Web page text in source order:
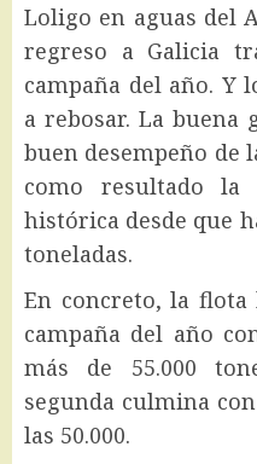
Loligo en aguas del
regreso a Galicia
campaña del año. Y
a rebosar. La buena
buen desempeño de
como resultado la
histórica desde que
toneladas.
En concreto, la
campaña del año
más de 55.000
segunda culmina
las 50.000.